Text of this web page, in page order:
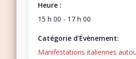
Heure :
15 h 00 - 17 h 00
Catégorie d’Évènement:
Manifestations italiennes